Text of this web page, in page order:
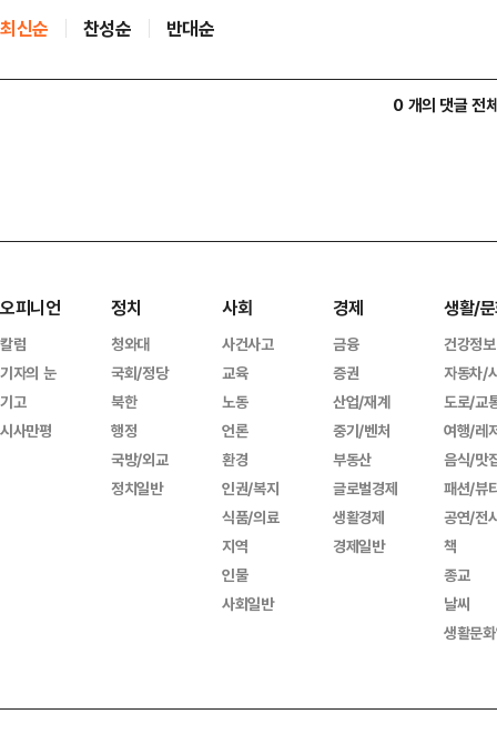
최신순 찬성순 반대순
0 개의 댓글 전
오피니언
칼럼
기자의 눈
기고
시사만평
정치
청와대
국회/정당
북한
행정
국방/외교
정치일반
사회
사건사고
교육
노동
언론
환경
인권/복지
식품/의료
지역
인물
사회일반
경제
금융
증권
산업/재계
중기/벤처
부동산
글로벌경제
생활경제
경제일반
생활/
건강정보
자동차/
도로/교
여행/레
음식/맛
패션/뷰
공연/전
책
종교
날씨
생활문